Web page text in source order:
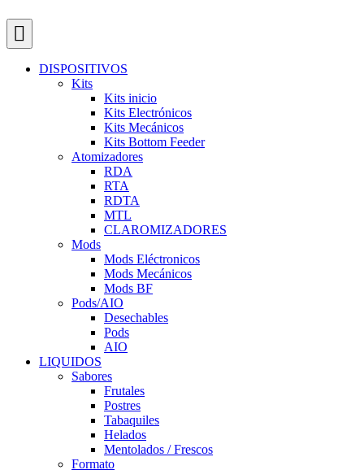
DISPOSITIVOS
Kits
Kits inicio
Kits Electrónicos
Kits Mecánicos
Kits Bottom Feeder
Atomizadores
RDA
RTA
RDTA
MTL
CLAROMIZADORES
Mods
Mods Eléctronicos
Mods Mecánicos
Mods BF
Pods/AIO
Desechables
Pods
AIO
LIQUIDOS
Sabores
Frutales
Postres
Tabaquiles
Helados
Mentolados / Frescos
Formato